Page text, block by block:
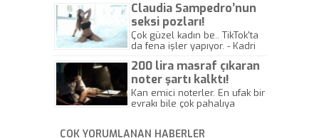
Claudia Sampedro’nun
seksi pozları!
Çok güzel kadın be.. TikTok'ta
da fena işler yapıyor. - Kadri
200 lira masraf çıkaran
noter şartı kalktı!
Kan emici noterler. En ufak bir
evrakı bile çok pahalıya
kaptırıyorsunuz. - Kayhan
ÇOK YORUMLANAN HABERLER